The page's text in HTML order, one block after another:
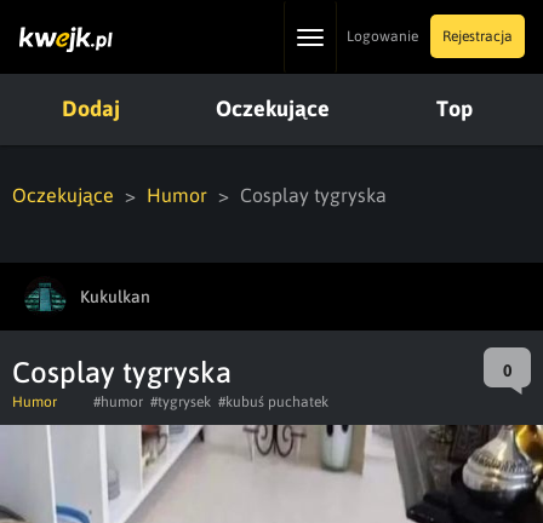
ToggleLogowanie Rejestracja
Dodaj Oczekujące Top
Oczekujące Humor Cosplay tygryska
Kukulkan
Cosplay tygryska 0
Humor #humor #tygrysek #kubuś puchatek